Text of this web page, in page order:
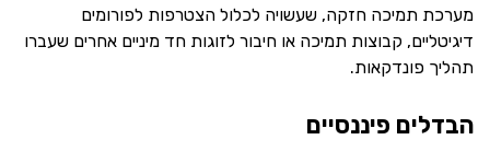
מערכת תמיכה חזקה, שעשויה לכלול הצטרפות לפורומים
דיגיטליים, קבוצות תמיכה או חיבור לזוגות חד מיניים אחרים שעברו
תהליך פונדקאות.
הבדלים פיננסיים